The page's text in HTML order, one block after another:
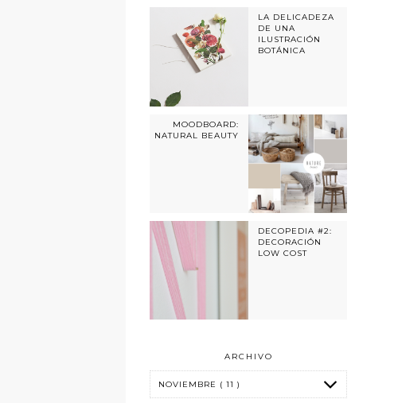
LA DELICADEZA
DE UNA
ILUSTRACIÓN
BOTÁNICA
MOODBOARD:
NATURAL BEAUTY
DECOPEDIA #2:
DECORACIÓN
LOW COST
ARCHIVO